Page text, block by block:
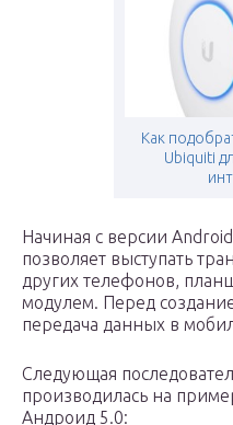
Как
Ubiquiti
Начиная с версии
позволяет выступать
других телефонов,
модулем. Перед
передача данных в
Следующая
производилась на
Андроид 5.0: